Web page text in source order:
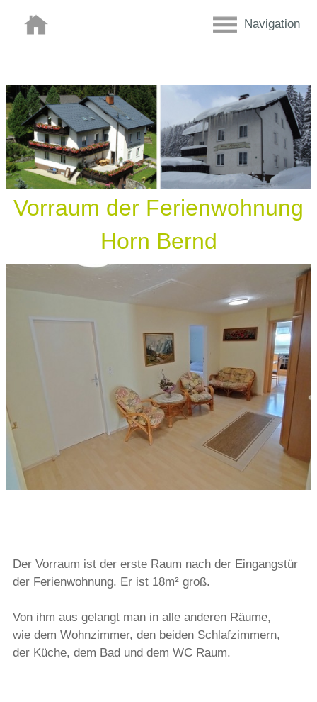
Navigation
Vorraum der Ferienwohnung
Horn Bernd
Der Vorraum ist der erste Raum nach der Eingangstür
der Ferienwohnung. Er ist 18m² groß.
Von ihm aus gelangt man in alle anderen Räume,
wie dem Wohnzimmer, den beiden Schlafzimmern,
der Küche, dem Bad und dem WC Raum.